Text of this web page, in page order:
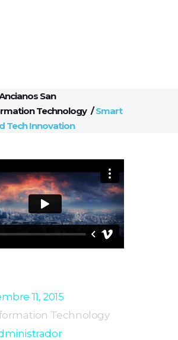
San
Technology /Smart
Tech Innovation
11, 2015
Technology